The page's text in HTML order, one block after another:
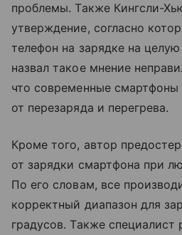
проблемы. Также Кингсли-
утверждение, согласно
телефон на зарядке на
назвал такое мнение
что современные
от перезаряда и перегрева.
Кроме того, автор
от зарядки смартфона при
По его словам, все
корректный диапазон для
градусов. Также специалист